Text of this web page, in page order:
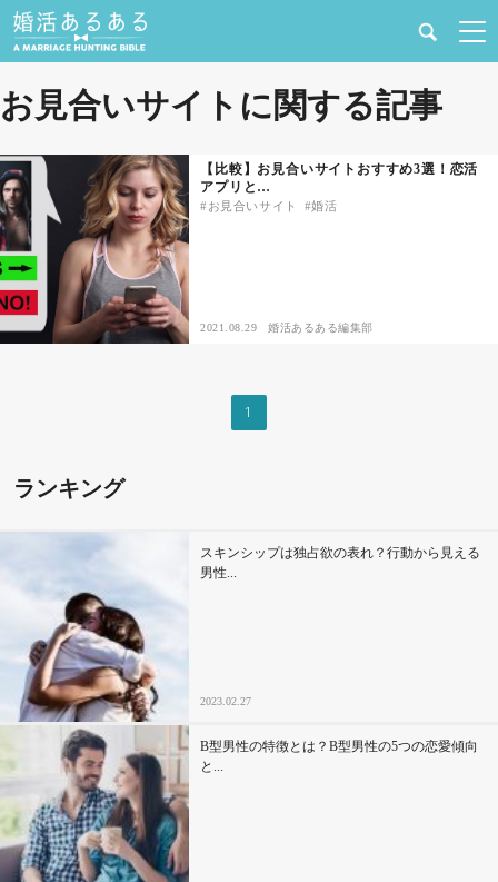
健康
恋愛の悩み
出会い
合コン・街コン
あるある
ドキドキ
仕事とキャリア
特集
占い・診断
ファッション・美容
お見合いサイトに関する記事
【比較】お見合いサイトおすすめ3選！恋活
アプリと…
お見合いサイト 婚活
2021.08.29 婚活あるある編集部
1
ランキング
スキンシップは独占欲の表れ？行動から見える
男性...
2023.02.27
B型男性の特徴とは？B型男性の5つの恋愛傾向
と...